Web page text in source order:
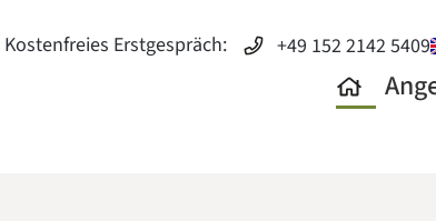
Kostenfreies Erstgespräch: +49 152 2142 5409